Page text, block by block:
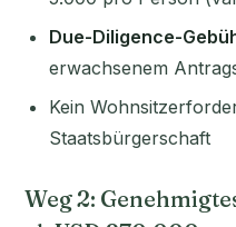
Due-Diligence-
erwachsenem
Kein
Staatsbürgerschaft
Weg 2: